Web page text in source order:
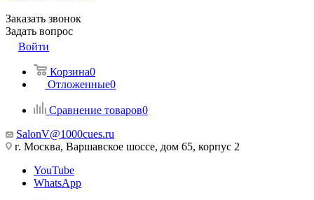
Заказать звонок
Задать вопрос
Войти
Корзина0
Отложенные0
Сравнение товаров0
SalonV@1000cues.ru
г. Москва, Варшавское шоссе, дом 65, корпус 2
YouTube
WhatsApp